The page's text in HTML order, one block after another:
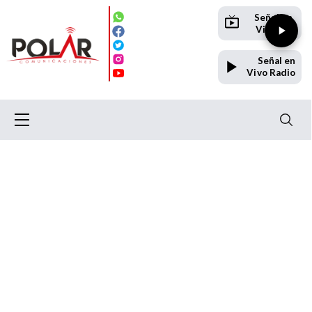
Señal en
Vivo TV
Señal en
Vivo Radio